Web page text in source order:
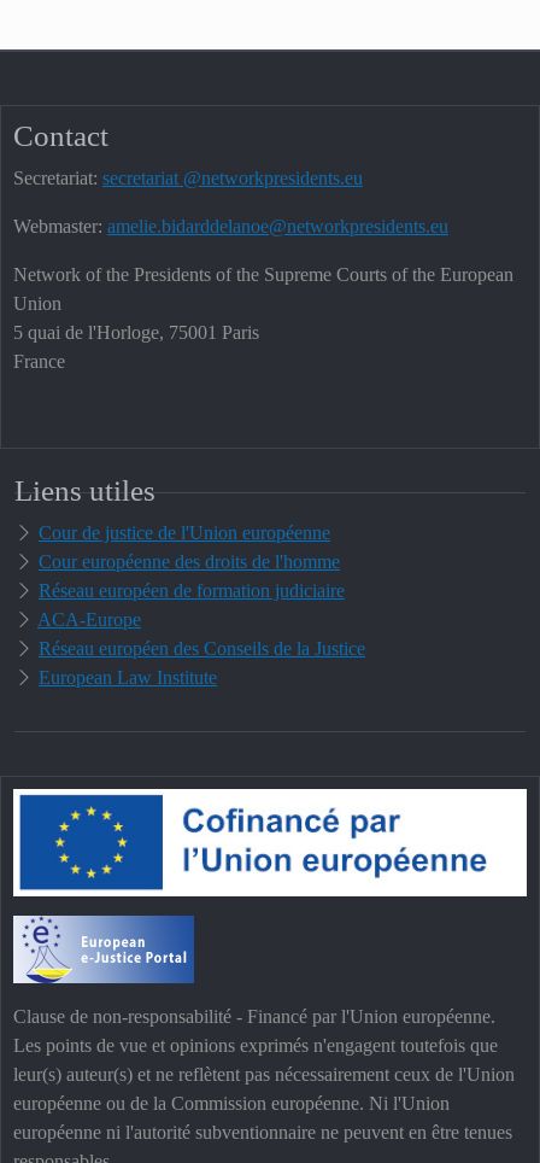
Contact
Secretariat: secretariat @networkpresidents.eu
Webmaster: amelie.bidarddelanoe@networkpresidents.eu
Network of the Presidents of the Supreme Courts of the European
Union
5 quai de l'Horloge, 75001 Paris
France
Liens utiles
Cour de justice de l'Union européenne
Cour européenne des droits de l'homme
Réseau européen de formation judiciaire
ACA-Europe
Réseau européen des Conseils de la Justice
European Law Institute
Clause de non-responsabilité - Financé par l'Union européenne.
Les points de vue et opinions exprimés n'engagent toutefois que
leur(s) auteur(s) et ne reflètent pas nécessairement ceux de l'Union
européenne ou de la Commission européenne. Ni l'Union
européenne ni l'autorité subventionnaire ne peuvent en être tenues